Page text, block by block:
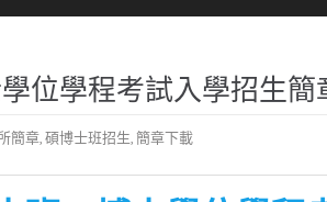
位學程考試入學招生簡
簡章,碩博士班招生,簡章下載